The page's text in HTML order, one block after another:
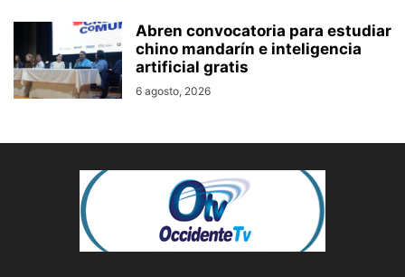
Abren convocatoria para estudiar
chino mandarín e inteligencia
artificial gratis
6 agosto, 2026